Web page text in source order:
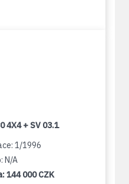
4X4 + SV 03.1
1/1996
N/A
144 000 CZK